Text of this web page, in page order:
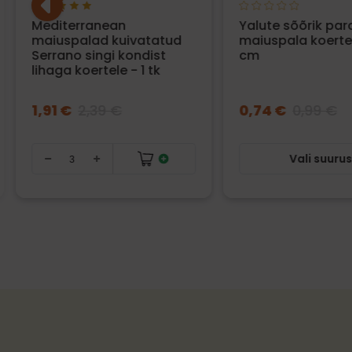
Mediterranean
maiuspalad kuivatatud
Serrano singi kondist
lihaga koertele - 1 tk
1,91 €
Yalute sõõrik
maiuspala
cm
0,74 €
Vali suurus